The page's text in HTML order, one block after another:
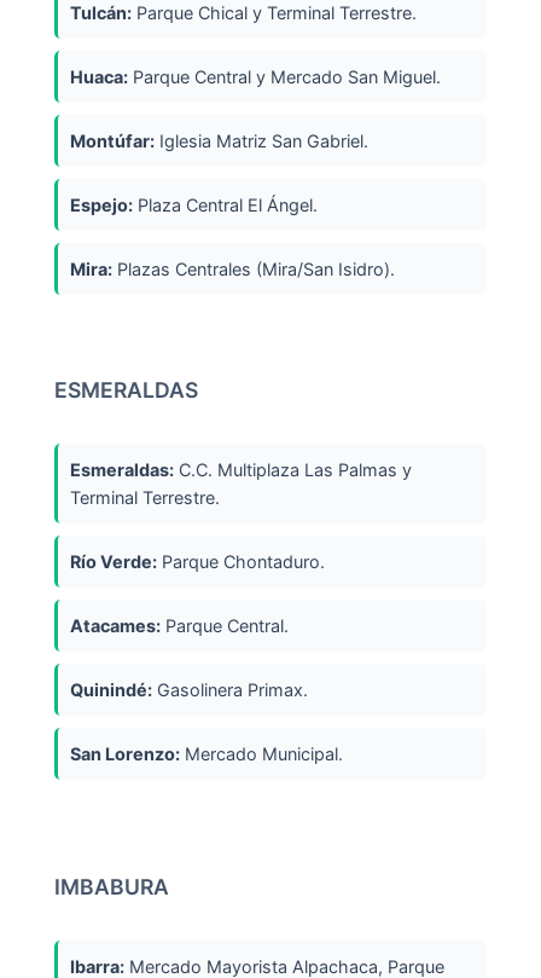
Tulcán: Parque Chical y Terminal Terrestre.
Huaca: Parque Central y Mercado San Miguel.
Montúfar: Iglesia Matriz San Gabriel.
Espejo: Plaza Central El Ángel.
Mira: Plazas Centrales (Mira/San Isidro).
ESMERALDAS
Esmeraldas: C.C. Multiplaza Las Palmas y
Terminal Terrestre.
Río Verde: Parque Chontaduro.
Atacames: Parque Central.
Quinindé: Gasolinera Primax.
San Lorenzo: Mercado Municipal.
IMBABURA
Ibarra: Mercado Mayorista Alpachaca, Parque